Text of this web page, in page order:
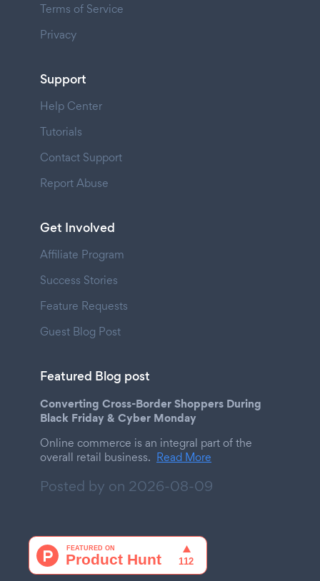
Terms of Service
Privacy
Support
Help Center
Tutorials
Contact Support
Report Abuse
Get Involved
Affiliate Program
Success Stories
Feature Requests
Guest Blog Post
Featured Blog post
Converting Cross-Border Shoppers During
Black Friday & Cyber Monday
Online commerce is an integral part of the
overall retail business. Read More
Posted by on 2026-08-09